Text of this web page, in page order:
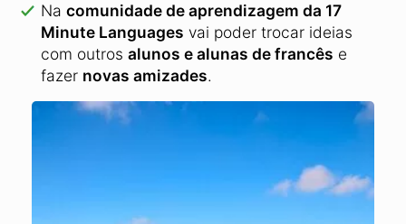
Na comunidade de aprendizagem da 17
Minute Languages vai poder trocar ideias
com outros alunos e alunas de francês e
fazer novas amizades.